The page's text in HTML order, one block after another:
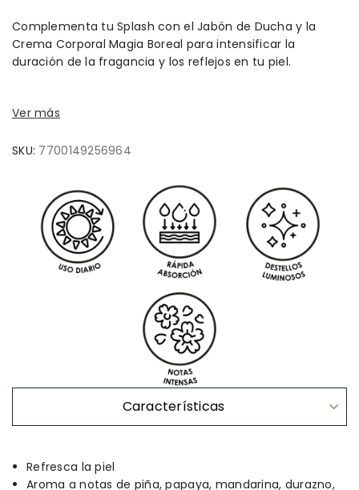
Complementa tu Splash con el Jabón de Ducha y la
Crema Corporal Magia Boreal para intensificar la
duración de la fragancia y los reflejos en tu piel.
Ver más
SKU: 7700149256964
Características
Refresca la piel
Aroma a notas de piña, papaya, mandarina, durazno,